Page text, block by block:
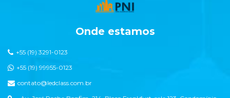
Onde estamos
+55 (19) 3291-0123
+55 (19) 99955-0123
contato@ledclass.com.br